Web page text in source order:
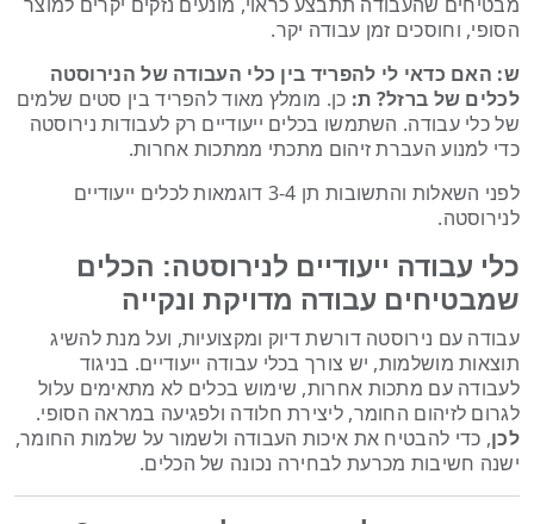
הסופי, וחוסכים זמן עבודה יקר.
ש: האם כדאי לי להפריד בין כלי העבודה של הנירוסטה
לכלים של ברזל? ת:כן. מומלץ מאוד להפריד בין סטים שלמים
של כלי עבודה. השתמשו בכלים ייעודיים רק לעבודות נירוסטה
כדי למנוע העברת זיהום מתכתי ממתכות אחרות.
לפני השאלות והתשובות תן 3-4 דוגמאות לכלים ייעודיים
לנירוסטה.
כלי עבודה ייעודיים לנירוסטה: הכלים
שמבטיחים עבודה מדויקת ונקייה
עבודה עם נירוסטה דורשת דיוק ומקצועיות, ועל מנת להשיג
תוצאות מושלמות, יש צורך בכלי עבודה ייעודיים. בניגוד
לעבודה עם מתכות אחרות, שימוש בכלים לא מתאימים עלול
לגרום לזיהום החומר, ליצירת חלודה ולפגיעה במראה הסופי.
לכן, כדי להבטיח את איכות העבודה ולשמור על שלמות החומר,
ישנה חשיבות מכרעת לבחירה נכונה של הכלים.